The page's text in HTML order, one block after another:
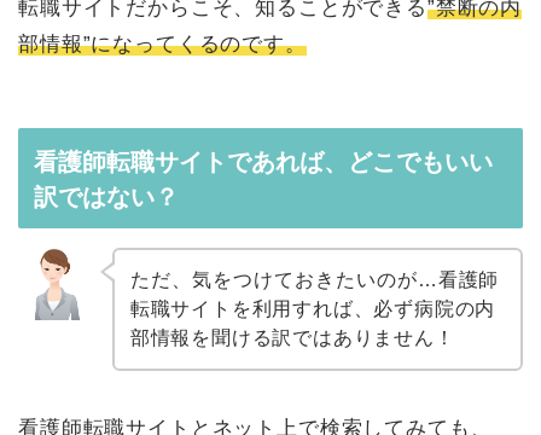
転職サイトだからこそ、知ることができる”禁断の内
部情報”になってくるのです。
看護師転職サイトであれば、どこでもいい
訳ではない？
ただ、気をつけておきたいのが…看護師
転職サイトを利用すれば、必ず病院の内
部情報を聞ける訳ではありません！
看護師転職サイトとネット上で検索してみても、